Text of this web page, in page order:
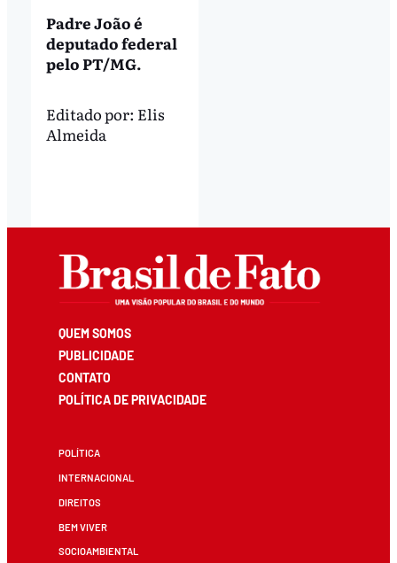
Padre João é
deputado federal
pelo PT/MG.
Editado por: Elis
Almeida
QUEM SOMOS
PUBLICIDADE
CONTATO
POLÍTICA DE PRIVACIDADE
POLÍTICA
INTERNACIONAL
DIREITOS
BEM VIVER
SOCIOAMBIENTAL